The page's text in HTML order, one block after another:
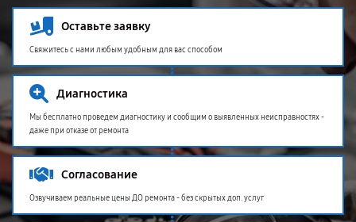
Оставьте заявку
Свяжитесь с нами любым удобным для вас способом
Диагностика
Мы бесплатно проведем диагностику и сообщим о выявленных неисправностях -
даже при отказе от ремонта
Согласование
Озвучиваем реальные цены ДО ремонта - без скрытых доп. услуг